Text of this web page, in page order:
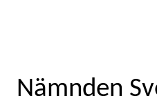
Nämnden